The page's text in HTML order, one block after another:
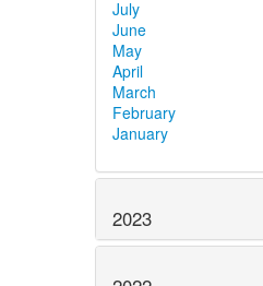
July
June
May
April
March
February
January
2023